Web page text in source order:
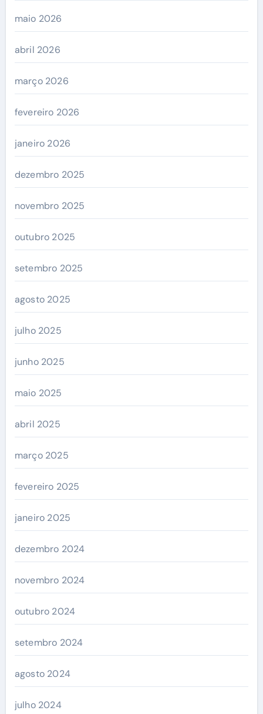
maio 2026
abril 2026
março 2026
fevereiro 2026
janeiro 2026
dezembro 2025
novembro 2025
outubro 2025
setembro 2025
agosto 2025
julho 2025
junho 2025
maio 2025
abril 2025
março 2025
fevereiro 2025
janeiro 2025
dezembro 2024
novembro 2024
outubro 2024
setembro 2024
agosto 2024
julho 2024